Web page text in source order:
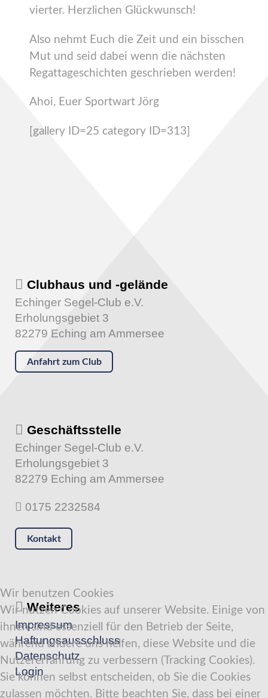
vierter. Herzlichen Glückwunsch!
Also nehmt Euch die Zeit und ein bisschen
Mut und seid dabei wenn die nächsten
Regattageschichten geschrieben werden!
Ahoi, Euer Sportwart Jörg
[gallery ID=25 category ID=313]
Clubhaus und -gelände
Echinger Segel-Club e.V.
Erholungsgebiet 3
82279 Eching am Ammersee
Anfahrt zum Club
Geschäftsstelle
Echinger Segel-Club e.V.
Erholungsgebiet 3
82279 Eching am Ammersee
0175 2232584
Kontakt
Weiteres
Impressum
Haftungsausschluss
Datenschutz
Login
Wir benutzen Cookies
Wir nutzen Cookies auf unserer Website. Einige von
ihnen sind essenziell für den Betrieb der Seite,
während andere uns helfen, diese Website und die
Nutzererfahrung zu verbessern (Tracking Cookies).
Sie können selbst entscheiden, ob Sie die Cookies
zulassen möchten. Bitte beachten Sie, dass bei einer